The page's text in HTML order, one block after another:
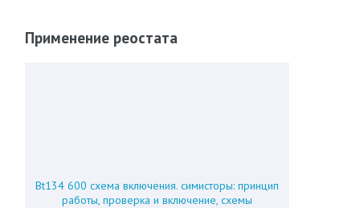
Применение реостата
Bt134 600 схема включения. симисторы: принцип
работы, проверка и включение, схемы